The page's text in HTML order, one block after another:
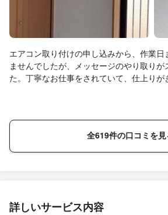
エアコン取り付けの申し込みから、作業日
ませんでしたが、メッセージのやり取りが
た。丁寧なお仕事をされていて、仕上り
全619件の口コミを見
詳しいサービス内容